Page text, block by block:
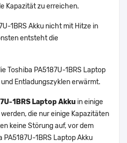
Kapazität zu erreichen.
1BRS Akku nicht mit Hitze in
entsteht die
Toshiba PA5187U-1BRS Laptop
Entladungszyklen erwärmt.
1BRS Laptop Akku in einige
die nur einige Kapazitäten
keine Störung auf, vor dem
1BRS Laptop Akku